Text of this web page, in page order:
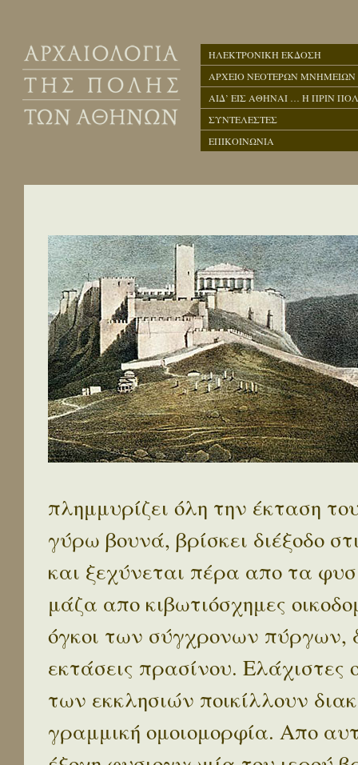
ΗΛΕΚΤΡΟΝΙΚΗ ΕΚΔΟΣΗ
ΑΡΧΕΙΟ ΝΕΟΤΕΡΩΝ ΜΝΗΜΕΙΩΝ
ΑΙΔ’ ΕΙΣ ΑΘΗΝΑΙ … Η ΠΡΙΝ
ΣΥΝΤΕΛΕΣΤΕΣ
ΕΠΙΚΟΙΝΩΝΙΑ
πλημμυρίζει όλη την έκταση
γύρω βουνά, βρίσκει διέξοδο
και ξεχύνεται πέρα απο τα
μάζα απο κιβωτιόσχημες
όγκοι των σύγχρονων πύργων,
εκτάσεις πρασίνου.
των εκκλησιών ποικίλλουν
γραμμική ομοιομορφία. Απο